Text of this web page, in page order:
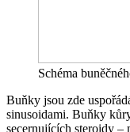
Schéma
Buňky jsou zde
sinusoidami. Buňky
secernujících steroidy –